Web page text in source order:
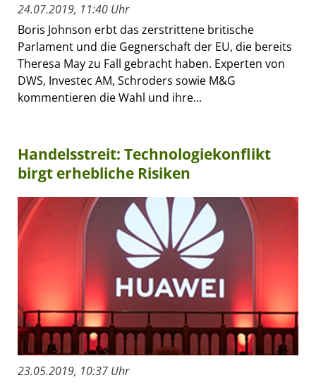
24.07.2019, 11:40 Uhr
Boris Johnson erbt das zerstrittene britische
Parlament und die Gegnerschaft der EU, die bereits
Theresa May zu Fall gebracht haben. Experten von
DWS, Investec AM, Schroders sowie M&G
kommentieren die Wahl und ihre...
Handelsstreit: Technologiekonflikt
birgt erhebliche Risiken
23.05.2019, 10:37 Uhr